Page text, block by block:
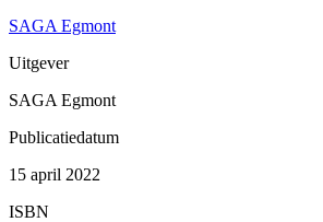
SAGA Egmont
Uitgever
SAGA Egmont
Publicatiedatum
15 april 2022
ISBN